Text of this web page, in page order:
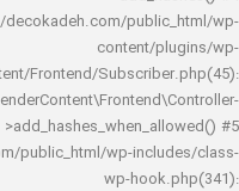
domains/decokadeh.com/
Frontend/
public_html/wp-
wp-